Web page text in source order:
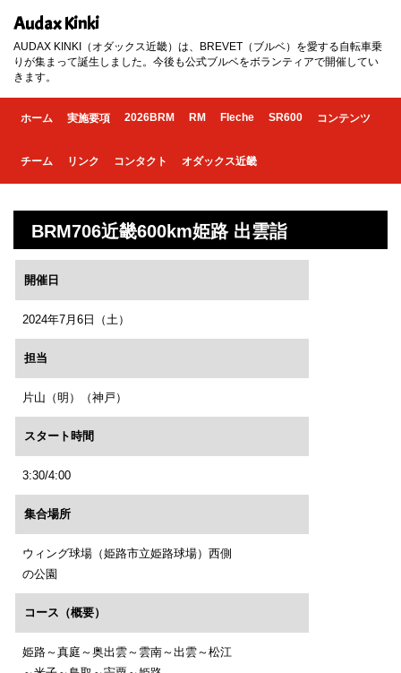
Audax Kinki
AUDAX KINKI（オダックス近畿）は、BREVET（ブルベ）を愛する自転車乗
りが集まって誕生しました。今後も公式ブルベをボランティアで開催してい
きます。
ホーム 実施要項 2026BRM RM Fleche SR600 コンテンツ
チーム リンク コンタクト オダックス近畿
BRM706近畿600km姫路 出雲詣
開催日
2024年7月6日（土）
担当
片山（明）（神戸）
スタート時間
3:30/4:00
集合場所
ウィング球場（姫路市立姫路球場）西側
の公園
コース（概要）
姫路～真庭～奥出雲～雲南～出雲～松江